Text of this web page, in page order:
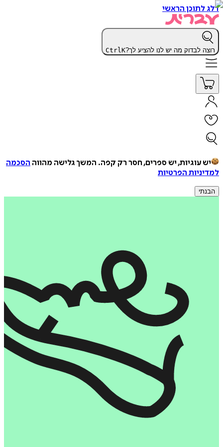
דלג לתוכן הראשי
רוצה לבדוק מה יש לנו להציע לך? CtrlK
יש עוגיות, יש ספרים, חסר רק קפה. המשך גלישה מהווה הסכמה
למדיניות הפרטיות
הבנתי